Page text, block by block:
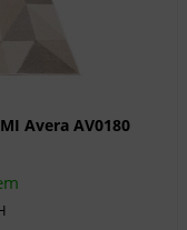
Avera AV0180